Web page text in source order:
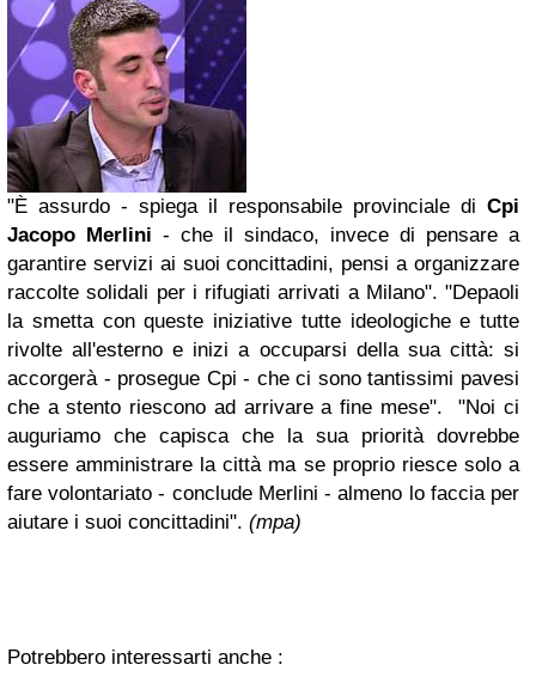
"È assurdo - spiega il responsabile provinciale di Cpi
Jacopo Merlini - che il sindaco, invece di pensare a
garantire servizi ai suoi concittadini, pensi a organizzare
raccolte solidali per i rifugiati arrivati a Milano". "Depaoli
la smetta con queste iniziative tutte ideologiche e tutte
rivolte all'esterno e inizi a occuparsi della sua città: si
accorgerà - prosegue Cpi - che ci sono tantissimi pavesi
che a stento riescono ad arrivare a fine mese".
"Noi ci
auguriamo che capisca che la sua priorità dovrebbe
essere amministrare la città ma se proprio riesce solo a
fare volontariato - conclude Merlini - almeno lo faccia per
aiutare i suoi concittadini". (mpa)
Potrebbero interessarti anche :